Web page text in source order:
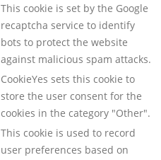
This cookie is set by the Google
recaptcha service to identify
bots to protect the website
against malicious spam attacks.
CookieYes sets this cookie to
store the user consent for the
cookies in the category "Other".
This cookie is used to record
user preferences based on